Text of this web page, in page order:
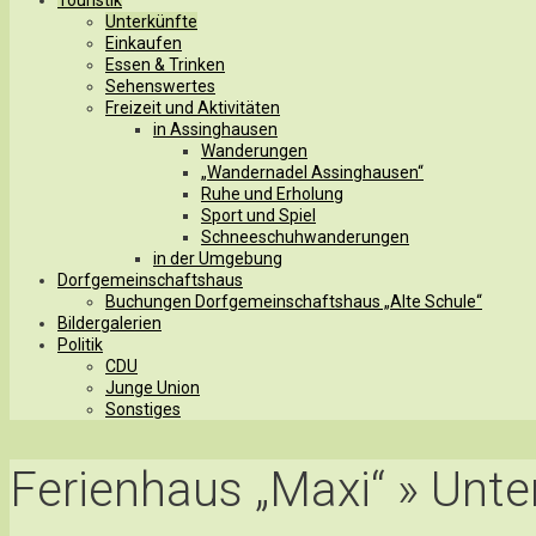
Unterkünfte
Einkaufen
Essen & Trinken
Sehenswertes
Freizeit und Aktivitäten
in Assinghausen
Wanderungen
„Wandernadel Assinghausen“
Ruhe und Erholung
Sport und Spiel
Schneeschuhwanderungen
in der Umgebung
Dorfgemeinschaftshaus
Buchungen Dorfgemeinschaftshaus „Alte Schule“
Bildergalerien
Politik
CDU
Junge Union
Sonstiges
Ferienhaus „Maxi“ »